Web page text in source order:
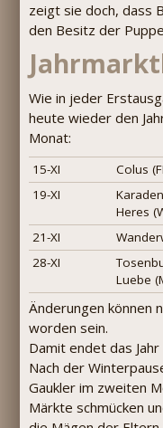
zeigt sie doch, dass
den Besitz der
Wie in jeder
heute wieder den
Monat:
15-XI
Colus
19-XI
Heres
21-XI
28-XI
Luebe
Änderungen können
worden sein.
Damit endet das
Nach der
Gaukler im zweiten
Märkte schmücken